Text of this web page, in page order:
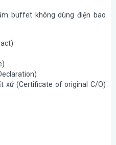
buffet không dùng điện bao
xứ (Certificate of original C/O)